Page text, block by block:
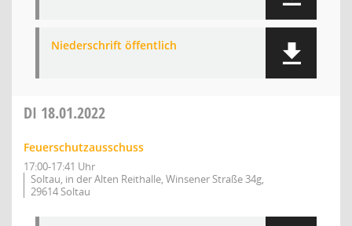
Niederschrift öffentlich
DI 18.01.2022
Feuerschutzausschuss
17:00-17:41 Uhr
Soltau, in der Alten Reithalle, Winsener Straße 34g,
29614 Soltau